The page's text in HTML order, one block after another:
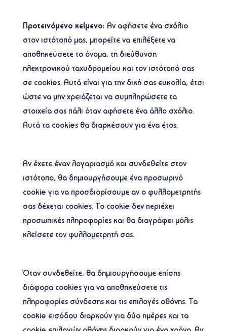
Προτεινόμενο κείμενο: Αν αφήσετε ένα σχόλιο
στον ιστότοπό μας, μπορείτε να επιλέξετε να
αποθηκεύσετε το όνομα, τη διεύθυνση
ηλεκτρονικού ταχυδρομείου και τον ιστότοπό σας
σε cookies. Αυτά είναι για την δική σας ευκολία, έτσι
ώστε να μην χρειάζεται να συμπληρώσετε τα
στοιχεία σας πάλι όταν αφήσετε ένα άλλο σχόλιο.
Αυτά τα cookies θα διαρκέσουν για ένα έτος.
Αν έχετε έναν λογαριασμό και συνδεθείτε στον
ιστότοπο, θα δημιουργήσουμε ένα προσωρινό
cookie για να προσδιορίσουμε αν ο φυλλομετρητής
σας δέχεται cookies. Το cookie δεν περιέχει
προσωπικές πληροφορίες και θα διαγράφει μόλις
κλείσετε τον φυλλομετρητή σας.
Όταν συνδεθείτε, θα δημιουργήσουμε επίσης
διάφορα cookies για να αποθηκεύσετε τις
πληροφορίες σύνδεσης και τις επιλογές οθόνης. Τα
cookie εισόδου διαρκούν για δύο ημέρες και τα